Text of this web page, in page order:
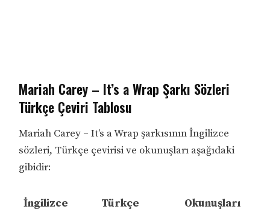
Mariah Carey – It’s a Wrap Şarkı Sözleri
Türkçe Çeviri Tablosu
Mariah Carey – It’s a Wrap şarkısının İngilizce
sözleri, Türkçe çevirisi ve okunuşları aşağıdaki
gibidir:
İngilizce
Türkçe
Okunuşları